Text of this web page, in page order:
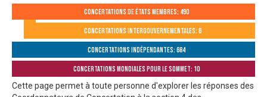
Concertations de États membres: 490
Concertations intergouvernementales: 6
Concertations indépendantes: 684
Concertations mondiales pour le Sommet: 10
Cette page permet à toute personne d'explorer les réponses des